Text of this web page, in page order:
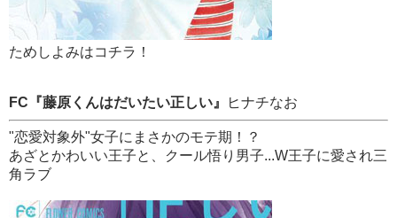
ためしよみはコチラ！
FC『藤原くんはだいたい正しい』 ヒナチなお
"恋愛対象外"女子にまさかのモテ期！？
あざとかわいい王子と、クール悟り男子...W王子に愛され三
角ラブ